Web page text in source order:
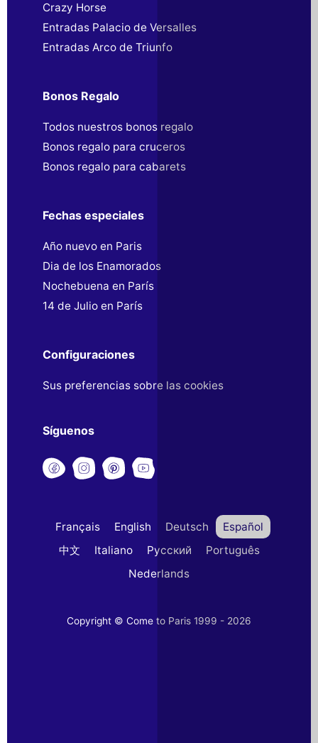
Crazy Horse
Entradas Palacio de Versalles
Entradas Arco de Triunfo
Bonos Regalo
Todos nuestros bonos regalo
Bonos regalo para cruceros
Bonos regalo para cabarets
Fechas especiales
Año nuevo en Paris
Dia de los Enamorados
Nochebuena en París
14 de Julio en París
Configuraciones
Sus preferencias sobre las cookies
Síguenos
Français English Deutsch
Español
中文
Italiano Русский
Português
Nederlands
Copyright © Come to Paris 1999 - 2026